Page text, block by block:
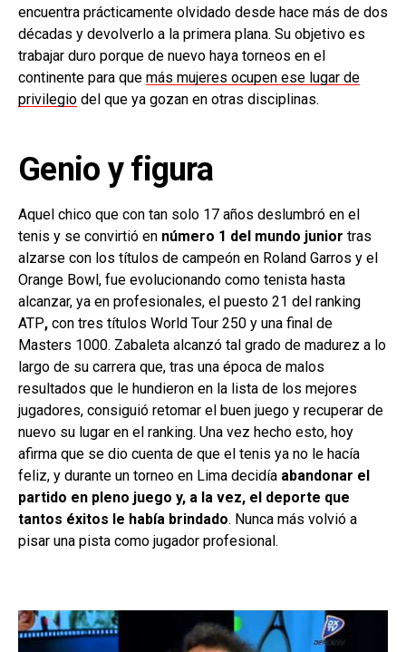
encuentra prácticamente olvidado desde hace más de dos
décadas y devolverlo a la primera plana. Su objetivo es
trabajar duro porque de nuevo haya torneos en el
continente para que más mujeres ocupen ese lugar de
privilegio del que ya gozan en otras disciplinas.
Genio y figura
Aquel chico que con tan solo 17 años deslumbró en el
tenis y se convirtió en número 1 del mundo junior tras
alzarse con los títulos de campeón en Roland Garros y el
Orange Bowl, fue evolucionando como tenista hasta
alcanzar, ya en profesionales, el puesto 21 del ranking
ATP, con tres títulos World Tour 250 y una final de
Masters 1000. Zabaleta alcanzó tal grado de madurez a lo
largo de su carrera que, tras una época de malos
resultados que le hundieron en la lista de los mejores
jugadores, consiguió retomar el buen juego y recuperar de
nuevo su lugar en el ranking. Una vez hecho esto, hoy
afirma que se dio cuenta de que el tenis ya no le hacía
feliz, y durante un torneo en Lima decidía abandonar el
partido en pleno juego y, a la vez, el deporte que
tantos éxitos le había brindado. Nunca más volvió a
pisar una pista como jugador profesional.